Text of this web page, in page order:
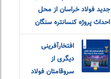
جدید فولاد خراسان از محل
احداث پروژه کنسانتره سنگان
افتخارآفرینی
دیگری از
سروقامتان فولاد